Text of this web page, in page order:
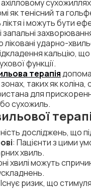
як тенісний та
і можуть бути
запальні
ліковані ударно-
кальцію,
функції.
терапія
таких як коліна,
для
сухожиль.
досліджень, що
: Пацієнти з цими
хвиль.
хвилі можуть
ризик, що